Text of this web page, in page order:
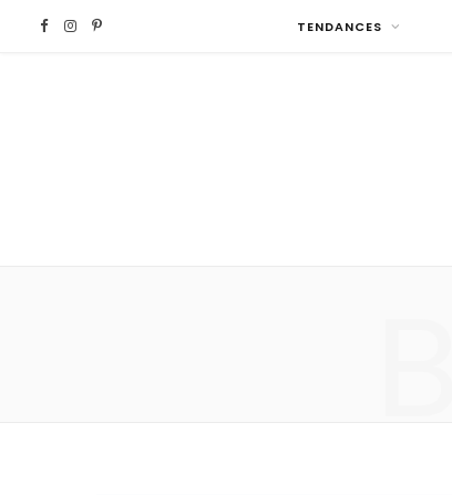
F I P TENDANCES